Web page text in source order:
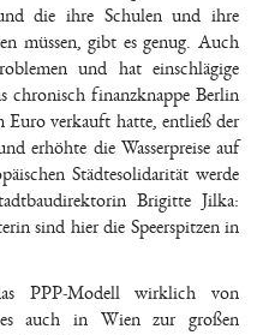
die ihre Schulen und ihre
müssen, gibt es genug. Auch
und hat einschlägige
chronisch finanzknappe Berlin
Euro verkauft hatte, entließ der
erhöhte die Wasserpreise auf
Städtesolidarität werde
Brigitte Jilka:
sind hier die Speerspitzen in
PPP-Modell wirklich von
auch in Wien zur großen